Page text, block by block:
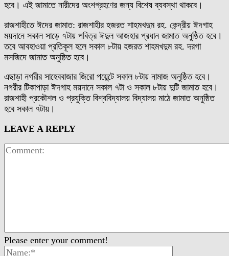
হবে। এই জামাতে নারীদের অংশগ্রহণের জন্য বিশেষ ব্যবস্থা থাকবে।
রাজশাহীতে ঈদের জামাত: রাজশাহীর হজরত শাহমখদুম রহ. কেন্দ্রীয় ঈদগাহ
ময়দানে সকাল সাড়ে ৭টায় পবিত্র ঈদুল আজহার প্রধান জামাত অনুষ্ঠিত হবে।
তবে আবহাওয়া প্রতিকূল হলে সকাল ৮টায় হজরত শাহমখদুম রহ. দরগা
মসজিদে জামাত অনুষ্ঠিত হবে।
এছাড়া নগরীর সাহেববাজার জিরো পয়েন্টে সকাল ৮টায় নামাজ অনুষ্ঠিত হবে।
নগরীর টিকাপাড়া ঈদগাহ ময়দানে সকাল ৭টা ও সকাল ৮টায় দুটি জামাত হবে।
রাজশাহী প্রকৌশল ও প্রযুক্তি বিশ্ববিদ্যালয় বিদ্যালয় মাঠে জামাত অনুষ্ঠিত
হবে সকাল ৭টায়।
LEAVE A REPLY
Please enter your comment!